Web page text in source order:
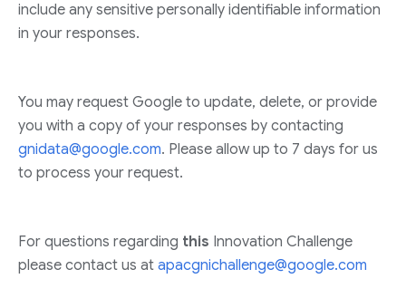
include any sensitive personally identifiable information
in your responses.
You may request Google to update, delete, or provide
you with a copy of your responses by contacting
gnidata@google.com. Please allow up to 7 days for us
to process your request.
For questions regarding this Innovation Challenge
please contact us at apacgnichallenge@google.com